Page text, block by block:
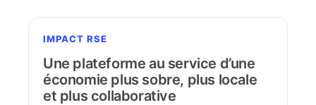
IMPACT RSE
Une plateforme au service d’une
économie plus sobre, plus locale
et plus collaborative